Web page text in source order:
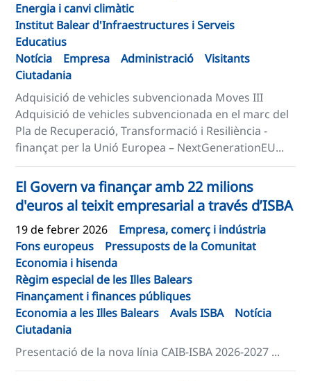
Energia i canvi climàtic
Institut Balear d'Infraestructures i Serveis
Educatius
Notícia
Empresa Administració
Visitants
Ciutadania
Adquisició de vehicles subvencionada Moves III
Adquisició de vehicles subvencionada en el marc del
Pla de Recuperació, Transformació i Resiliència -
finançat per la Unió Europea – NextGenerationEU...
El Govern va finançar amb 22 milions
d'euros al teixit empresarial a través d’ISBA
19 de febrer 2026
Empresa, comerç i indústria
Fons europeus
Pressuposts de la Comunitat
Economia i hisenda
Règim especial de les Illes Balears
Finançament i finances públiques
Economia a les Illes Balears
Avals ISBA
Notícia
Ciutadania
Presentació de la nova línia CAIB-ISBA 2026-2027 ...